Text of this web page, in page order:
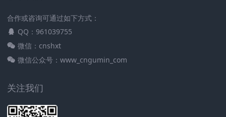
合作或咨询可通过如下方式：
QQ：961039755
微信：cnshxt
微信公众号：www_cngumin_com
关注我们